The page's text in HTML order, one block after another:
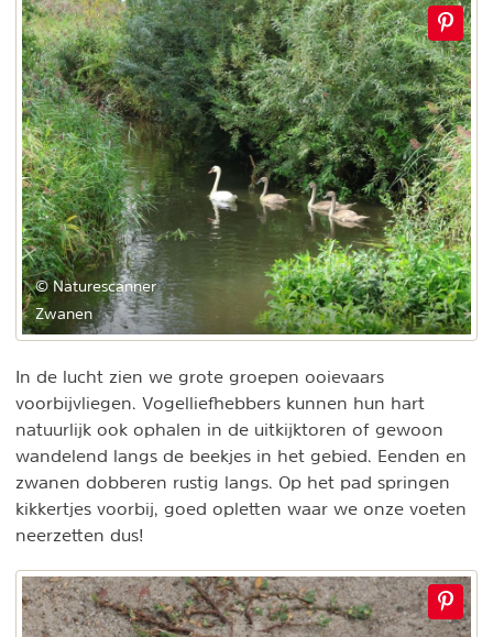
© Naturescanner
Zwanen
In de lucht zien we grote groepen ooievaars
voorbijvliegen. Vogelliefhebbers kunnen hun hart
natuurlijk ook ophalen in de uitkijktoren of gewoon
wandelend langs de beekjes in het gebied. Eenden en
zwanen dobberen rustig langs. Op het pad springen
kikkertjes voorbij, goed opletten waar we onze voeten
neerzetten dus!